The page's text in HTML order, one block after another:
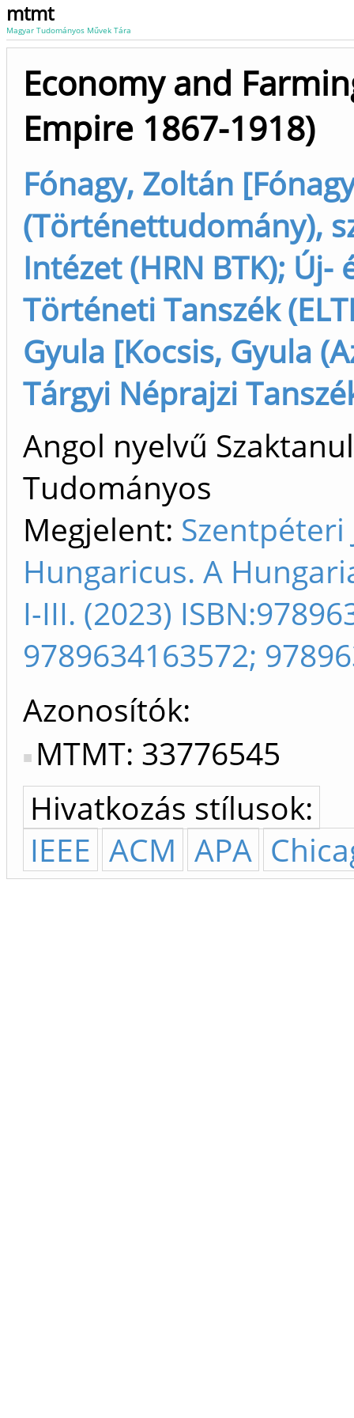
mtmt
Magyar Tudományos Művek Tára
Economy and
Empire 1867-1918)
Fónagy, Zoltán
(Történettudomány),
Intézet (HRN BTK); Új-
Történeti Tanszék
Gyula [Kocsis, Gyula
Tárgyi Néprajzi
Angol nyelvű
Tudományos
Megjelent: Szentpéteri
Hungaricus. A
I-III. (2023)
9789634163572;
Azonosítók
MTMT: 33776545
Hivatkozás stílusok:
IEEE ACM APA